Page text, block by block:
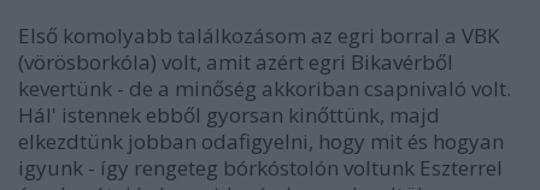
Első komolyabb találkozásom az egri borral a VBK
(vörösborkóla) volt, amit azért egri Bikavérből
kevertünk - de a minőség akkoriban csapnivaló volt.
Hál' istennek ebből gyorsan kinőttünk, majd
elkezdtünk jobban odafigyelni, hogy mit és hogyan
igyunk - így rengeteg bórkóstolón voltunk Eszterrel